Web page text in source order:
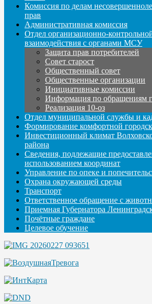
Комиссия по делам
прав
Административная комиссия
Отдел организационно-
взаимодействия с органами МСУ
Защита прав потребителей
Совет старост
Общественный совет
Общественные организации
Инициативные комиссии
Информация по обращениям
Реализация 10-оз
Отдел муниципальной службы и
Формирование комфортной
Инвестиционный климат
района
Сведения, подлежащие
использованием координат
Управление по опеке и
Охрана окружающей среды
Транспорт
Ответственное обращение с
Приемная Губернатора
Почётные граждане
Целевое обучение